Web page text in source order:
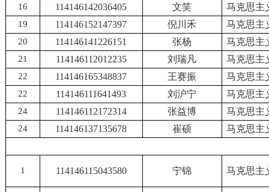
16 114146142036405 文笑 马克思主
19 114146152147397 倪川禾 马克思主
20 114146141226151 张杨 马克思主
21 114146112012235 刘瑞凡 马克思主
22 114146165348837 王赛振 马克思主
22 114146111641493 刘沪宁 马克思主
24 114146112172314 张益博 马克思主
24 114146137135678 崔硕 马克思主
1 114146115043580 宁锦 马克思主